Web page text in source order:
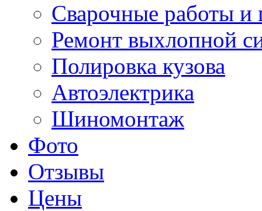
Сварочные работы и
Ремонт выхлопной
Полировка кузова
Автоэлектрика
Шиномонтаж
Фото
Отзывы
Цены